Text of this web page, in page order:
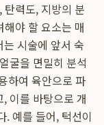
력도, 지방의 분
야 할 요소는 매
시술에 앞서 숙
굴을 면밀히 분석
하여 육안으로 파
이를 바탕으로 개
. 예를 들어, 턱선이